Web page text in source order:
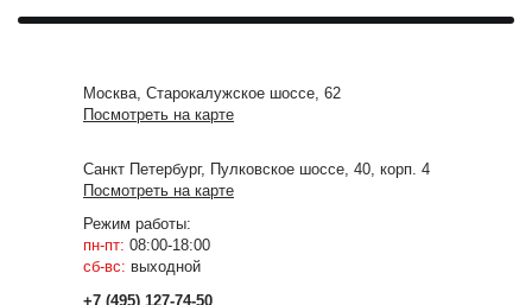
Москва, Старокалужское шоссе, 62
Посмотреть на карте
Санкт Петербург, Пулковское шоссе, 40, корп. 4
Посмотреть на карте
Режим работы:
пн-пт: 08:00-18:00
сб-вс: выходной
+7 (495) 127-74-50